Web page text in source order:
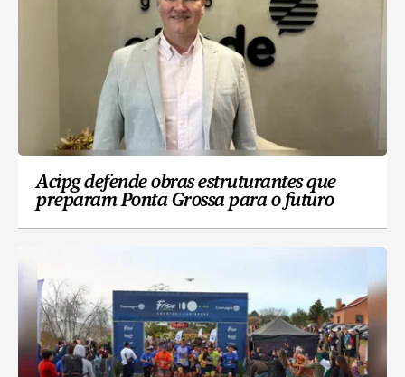
Acipg defende obras estruturantes que
preparam Ponta Grossa para o futuro